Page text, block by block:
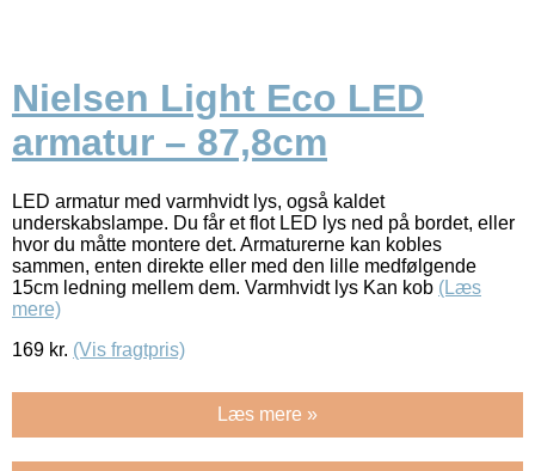
Nielsen Light Eco LED
armatur – 87,8cm
LED armatur med varmhvidt lys, også kaldet
underskabslampe. Du får et flot LED lys ned på bordet, eller
hvor du måtte montere det. Armaturerne kan kobles
sammen, enten direkte eller med den lille medfølgende
15cm ledning mellem dem. Varmhvidt lys Kan kob (Læs
mere)
169 kr. (Vis fragtpris)
Læs mere »